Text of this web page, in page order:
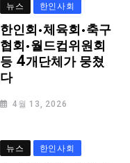
뉴스 한인사회
한인회·체육회·축구
협회·월드컵위원회
등 4개단체가 뭉쳤
다
4월 13, 2026
뉴스 한인사회